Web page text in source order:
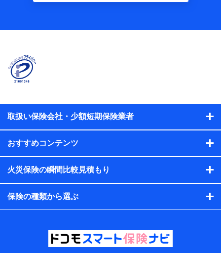
【共同して利用する者の範囲】
株式会社NTTドコモ
当社又は株式会社NTTドコモが提供する保険関連サービスに
おけるユーザ登録受付および管理のため
当社又は株式会社NTTドコモと取引のあるもしくは委託を受
れらに付帯、関連する当社、株式会社NTTドコモおよび提携
会社のサービスを案内、提供するため
析して、お客さまの趣味・嗜好・傾向に応じたサービス・商
各種セミナーの開催のため
コンサルティングサービスの実施のため
アンケートやキャンペーン等の実施のため
上記に係る案内・手続き・管理等付帯業務を行うため
当該個人データを取り扱う各共同利用者（詳細は次のと
取扱い保険会社・少額短期保険業者
おすすめコンテンツ
火災保険の瞬間比較見積もり
保険の種類から選ぶ